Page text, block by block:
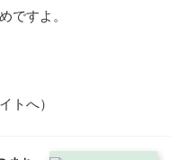
ですよ。
トへ）